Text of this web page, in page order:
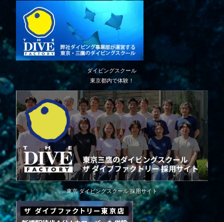
ダイビングスクール
東京都内で体験！
東京 ダイビングスクール 採用サイト